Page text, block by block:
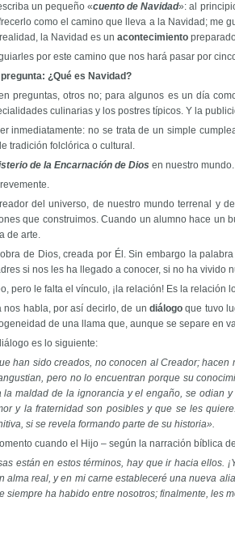
un pequeño «cuento de Navidad»: al
como el camino que lleva a la Navidad; me
la Navidad es un acontecimiento
por este camino que nos hará pasar por
¿Qué es Navidad?
preguntas, otros no; para algunos es un día
culinarias y los postres típicos. Y la
inmediatamente: no se trata de un simple
tradición folclórica o cultural.
de la Encarnación de Dios en nuestro mundo.
del universo, de nuestro mundo terrenal y
que construimos. Cuando un alumno hace un
de arte.
de Dios, creada por Él. Sin embargo la
si nos les ha llegado a conocer, si no ha vivido
pero le falta el vínculo, ¡la relación! Es la relación
nos habla, por así decirlo, de undiálogo que tuvo
de una llama que, aunque se separe en
es lo siguiente:
han sido creados, no conocen al Creador;
pero no lo encuentran porque su
la maldad de la ignorancia y el engaño, se odian
y la fraternidad son posibles y que se les
si se revela formando parte de su historia».
cuando el Hijo – según la narración bíblica
están en estos términos, hay que ir hacia ellos.
alma real, y en mi carne estableceré una nueva
siempre ha habido entre nosotros; finalmente, les